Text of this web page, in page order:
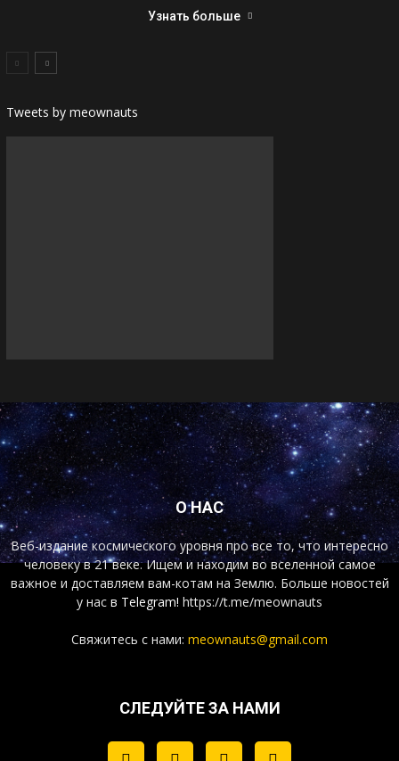
Узнать больше
Tweets by meownauts
О НАС
Веб-издание космического уровня про все то, что интересно
человеку в 21 веке. Ищем и находим во вселенной самое
важное и доставляем вам-котам на Землю. Больше новостей
у нас в Telegram! https://t.me/meownauts
Свяжитесь с нами: meownauts@gmail.com
СЛЕДУЙТЕ ЗА НАМИ